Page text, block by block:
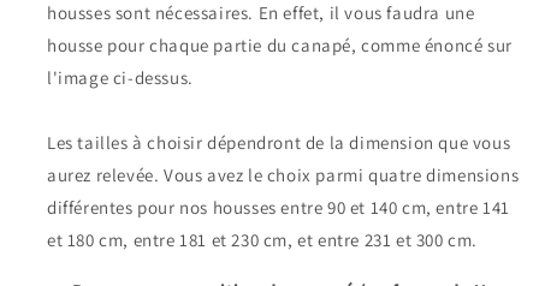
housses sont nécessaires. En effet, il vous faudra une
housse pour chaque partie du canapé, comme énoncé sur
l'image ci-dessus.
Les tailles à choisir dépendront de la dimension que vous
aurez relevée. Vous avez le choix parmi quatre dimensions
différentes pour nos housses entre 90 et 140 cm, entre 141
et 180 cm, entre 181 et 230 cm, et entre 231 et 300 cm.